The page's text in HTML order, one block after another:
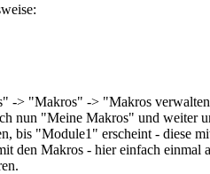
-> "Makros" -> "Makros
nun "Meine Makros" und weiter
bis "Module1" erscheint - diese
den Makros - hier einfach